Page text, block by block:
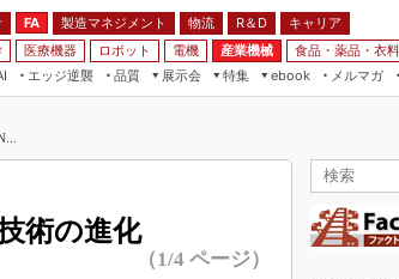
FA 製造マネジメント 物流 R＆D
キャリア
医療機器 ロボット 電機 産業機械 食品・薬品・衣
エッジ逆襲 品質
展示会
特集
がるクルマ
AR
ールドサービス
ebook
FA
モビリティ
メルマガ
術の進化
（1/4 ページ）